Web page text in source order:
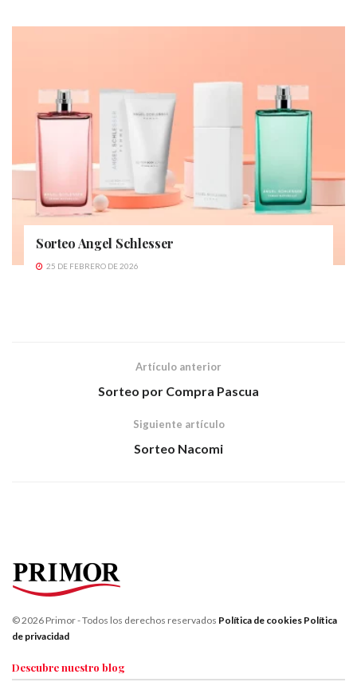
Sorteo Angel Schlesser
25 DE FEBRERO DE 2026
Artículo anterior
Sorteo por Compra Pascua
Siguiente artículo
Sorteo Nacomi
© 2026 Primor - Todos los derechos reservados Política de cookies Política
de privacidad
Descubre nuestro blog